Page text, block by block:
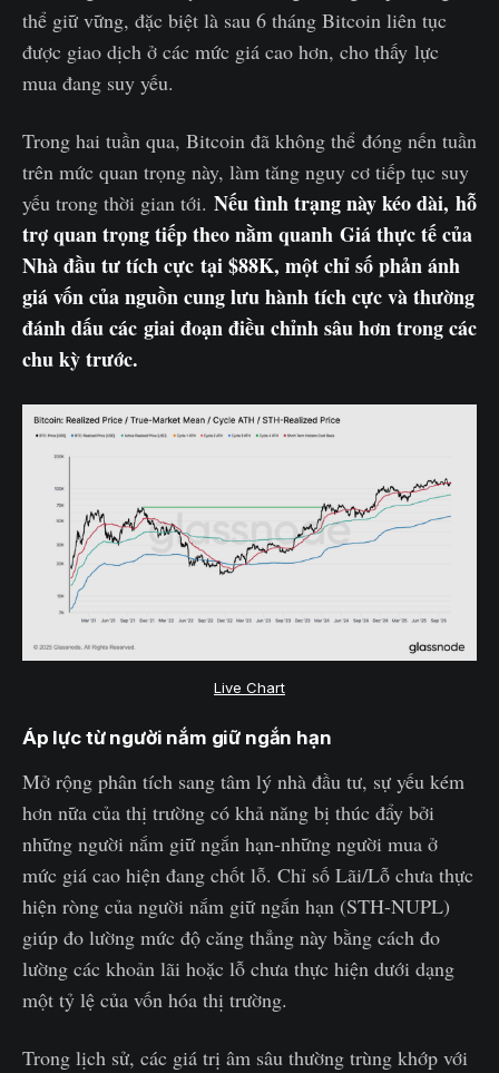
thể giữ vững, đặc biệt là sau 6 tháng Bitcoin liên tục
được giao dịch ở các mức giá cao hơn, cho thấy lực
mua đang suy yếu.
Trong hai tuần qua, Bitcoin đã không thể đóng nến tuần
trên mức quan trọng này, làm tăng nguy cơ tiếp tục suy
yếu trong thời gian tới. Nếu tình trạng này kéo dài, hỗ
trợ quan trọng tiếp theo nằm quanh Giá thực tế của
Nhà đầu tư tích cực tại $88K, một chỉ số phản ánh
giá vốn của nguồn cung lưu hành tích cực và thường
đánh dấu các giai đoạn điều chỉnh sâu hơn trong các
chu kỳ trước.
Live Chart
Áp lực từ người nắm giữ ngắn hạn
Mở rộng phân tích sang tâm lý nhà đầu tư, sự yếu kém
hơn nữa của thị trường có khả năng bị thúc đẩy bởi
những người nắm giữ ngắn hạn-những người mua ở
mức giá cao hiện đang chốt lỗ. Chỉ số Lãi/Lỗ chưa thực
hiện ròng của người nắm giữ ngắn hạn (STH-NUPL)
giúp đo lường mức độ căng thẳng này bằng cách đo
lường các khoản lãi hoặc lỗ chưa thực hiện dưới dạng
một tỷ lệ của vốn hóa thị trường.
Trong lịch sử, các giá trị âm sâu thường trùng khớp với